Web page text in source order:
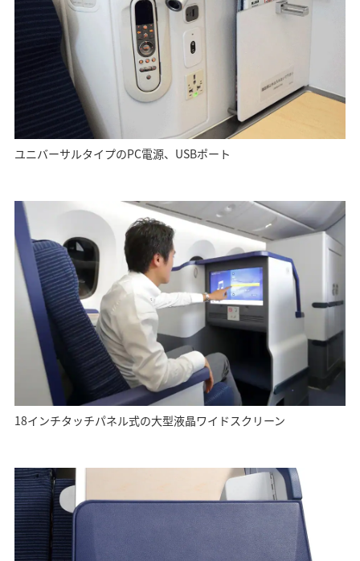
ユニバーサルタイプのPC電源、USBポート
18インチタッチパネル式の大型液晶ワイドスクリーン